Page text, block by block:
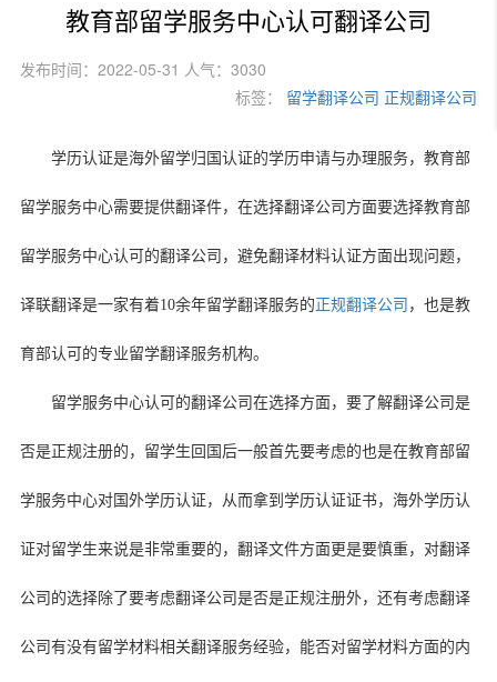
教育部留学服务中心认可翻译公司
发布时间：2022-05-31 人气：3030
标签：
留学翻译公司 正规翻译公司
学历认证是海外留学归国认证的学历申请与办理服务，教育部
留学服务中心需要提供翻译件，在选择翻译公司方面要选择教育部
留学服务中心认可的翻译公司，避免翻译材料认证方面出现问题，
译联翻译是一家有着10余年留学翻译服务的正规翻译公司 ，也是教
育部认可的专业留学翻译服务机构。
留学服务中心认可的翻译公司在选择方面，要了解翻译公司是
否是正规注册的，留学生回国后一般首先要考虑的也是在教育部留
学服务中心对国外学历认证，从而拿到学历认证证书，海外学历认
证对留学生来说是非常重要的，翻译文件方面更是要慎重，对翻译
公司的选择除了要考虑翻译公司是否是正规注册外，还有考虑翻译
公司有没有留学材料相关翻译服务经验，能否对留学材料方面的内